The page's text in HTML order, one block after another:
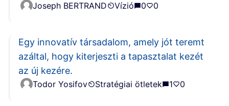
Joseph BERTRAND Vízió 0 0
Egy innovatív társadalom, amely jót teremt
azáltal, hogy kiterjeszti a tapasztalat kezét
az új kezére.
Todor Yosifov Stratégiai ötletek 1 0